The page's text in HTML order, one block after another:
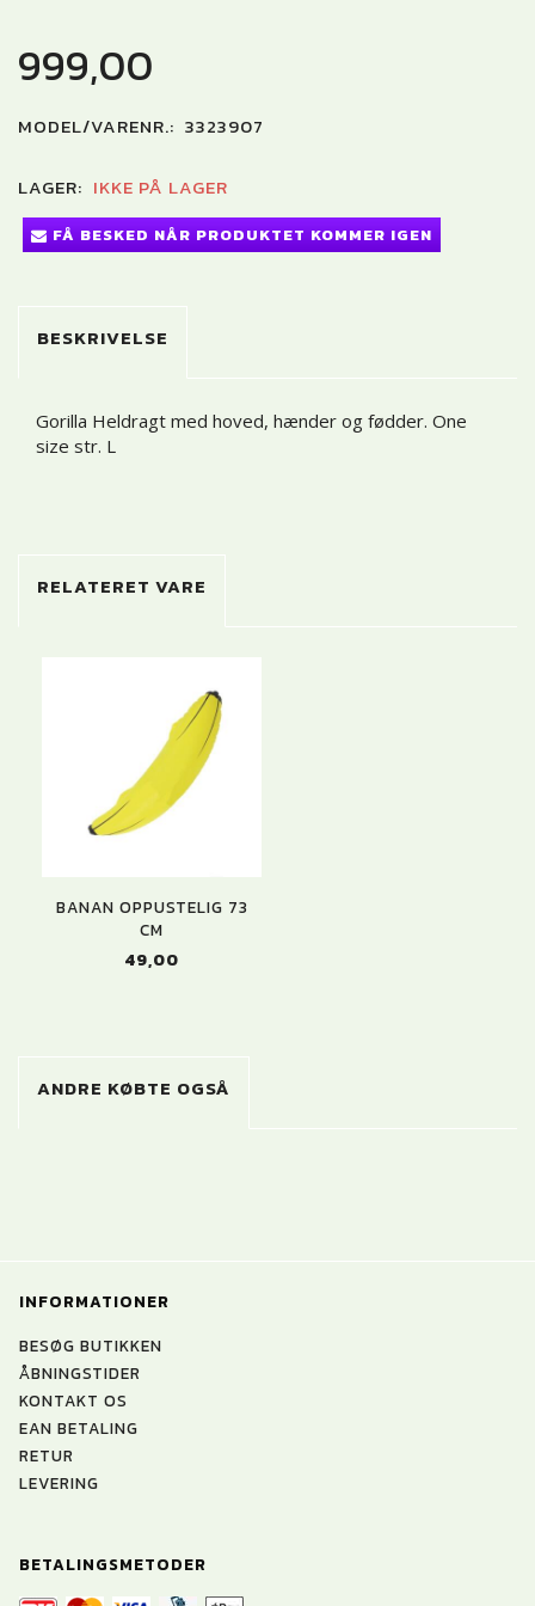
999,00
MODEL/VARENR.: 3323907
LAGER: IKKE PÅ LAGER
FÅ BESKED NÅR PRODUKTET KOMMER IGEN
BESKRIVELSE
Gorilla Heldragt med hoved, hænder og fødder. One
size str. L
RELATERET VARE
BANAN OPPUSTELIG 73
CM
49,00
ANDRE KØBTE OGSÅ
INFORMATIONER
BESØG BUTIKKEN
ÅBNINGSTIDER
KONTAKT OS
EAN BETALING
RETUR
LEVERING
BETALINGSMETODER